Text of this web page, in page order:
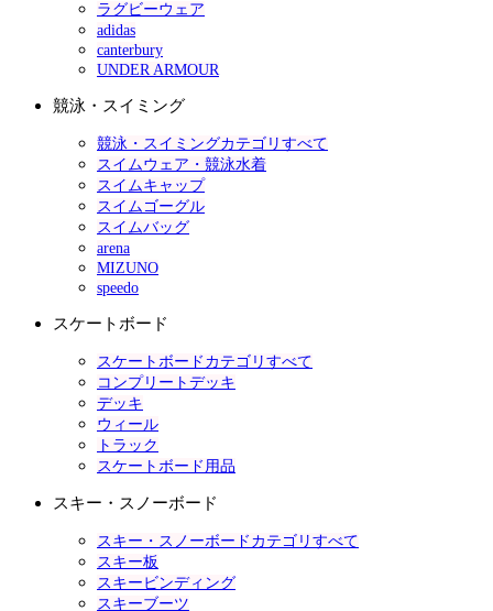
ラグビーウェア
adidas
canterbury
UNDER ARMOUR
競泳・スイミング
競泳・スイミングカテゴリすべて
スイムウェア・競泳水着
スイムキャップ
スイムゴーグル
スイムバッグ
arena
MIZUNO
speedo
スケートボード
スケートボードカテゴリすべて
コンプリートデッキ
デッキ
ウィール
トラック
スケートボード用品
スキー・スノーボード
スキー・スノーボードカテゴリすべて
スキー板
スキービンディング
スキーブーツ